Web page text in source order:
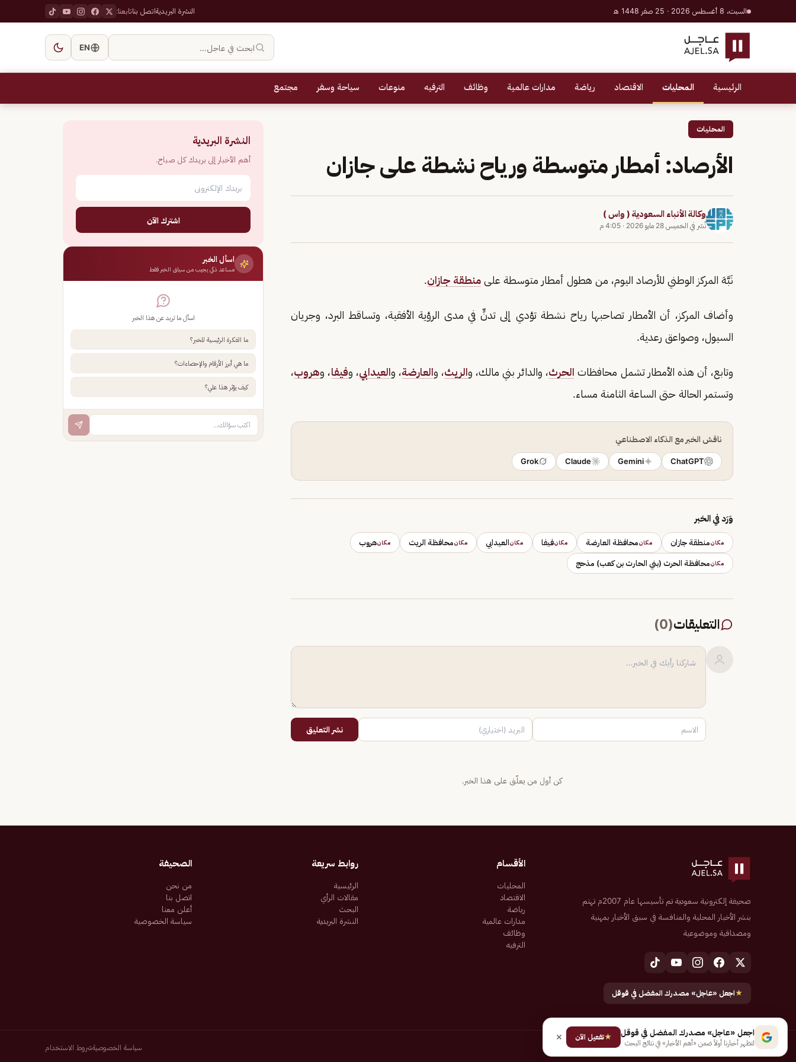
السبت، 8 أغسطس 2026 · 25 صفر 1448 هـ النشرة البريديةاتصل بناتابعنا:
ابحث في عاجل… EN
الرئيسية المحليات الاقتصاد رياضة مدارات عالمية وظائف الترفيه منوعات سياحة وسفر مجتمع
المحليات
الأرصاد: أمطار متوسطة ورياح نشطة على جازان
وكالة الأنباء السعودية ( واس )
نُشر في الخميس 28 مايو 2026 · 4:05 م
نَبَّهَ المركز الوطني للأرصاد اليوم، من هطول أمطار متوسطة على منطقة جازان.
وأضاف المركز، أن الأمطار تصاحبها رياح نشطة تؤدي إلى تدنٍّ في مدى الرؤية الأفقية، وتساقط البرد، وجريان
السيول، وصواعق رعدية.
وتابع، أن هذه الأمطار تشمل محافظات الحرث، والدائر بني مالك، والريث، والعارضة، والعيدابي، وفيفا، وهروب،
وتستمر الحالة حتى الساعة الثامنة مساء.
ناقش الخبر مع الذكاء الاصطناعي
ChatGPT
Gemini
Claude
Grok
وَرَد في الخبر
مكانمنطقة جازان مكانمحافظة العارضة مكانفيفا مكانالعيدابي مكانمحافظة الريث مكانهروب
مكانمحافظة الحرث (بني الحارث بن كعب) مذحج
التعليقات(
0
)
نشر التعليق
كن أول من يعلّق على هذا الخبر.
النشرة البريدية
أهم الأخبار إلى بريدك كل صباح.
اشترك الآن
اسأل الخبر
مساعد ذكي يجيب من سياق الخبر فقط
اسأل ما تريد عن هذا الخبر
ما الفكرة الرئيسية للخبر؟
ما هي أبرز الأرقام والإحصاءات؟
كيف يؤثر هذا علي؟
صحيفة إلكترونية سعودية تم تأسيسها عام 2007م تهتم
بنشر الأخبار المحلية والمنافسة في سبق الأخبار بمهنية
ومصداقية وموضوعية
★اجعل «عاجل» مصدرك المفضل في قوقل
الأقسام
المحليات
الاقتصاد
رياضة
مدارات عالمية
وظائف
الترفيه
روابط سريعة
الرئيسية
مقالات الرأي
البحث
النشرة البريدية
الصحيفة
من نحن
اتصل بنا
أعلن معنا
سياسة الخصوصية
جميع الحقوق محفوظة لـ شركة إيجاز للنشر الإلكتروني المالكة لصحيفة عاجل سياسة الخصوصيةشروط الاستخدام
اجعل «عاجل» مصدرك المفضل في قوقل
لتظهر أخبارنا أولاً ضمن «أهم الأخبار» في نتائج البحث
★تفعيل الآن